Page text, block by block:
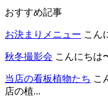
おすすめ記事
お決まりメニュー こん
秋冬撮影会 こんにちは
当店の看板植物たち こ
店の植...